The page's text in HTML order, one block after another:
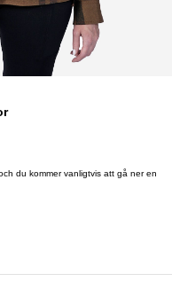
du kommer vanligtvis att gå ner en